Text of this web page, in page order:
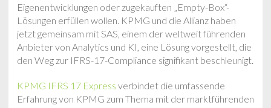
Eigenentwicklungen oder zugekauften „Empty-Box“-
Lösungen erfüllen wollen. KPMG und die Allianz haben
jetzt gemeinsam mit SAS, einem der weltweit führenden
Anbieter von Analytics und KI, eine Lösung vorgestellt, die
den Weg zur IFRS-17-Compliance signifikant beschleunigt.
KPMG IFRS 17 Express verbindet die umfassende
Erfahrung von KPMG zum Thema mit der marktführenden